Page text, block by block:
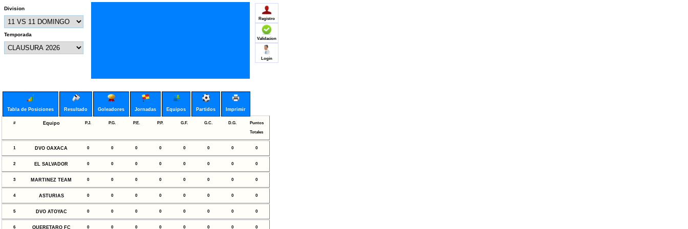
Division
Temporada
Registro
Validacion
Login
Tabla de Posiciones Resultado Goleadores Jornadas Equipos Partidos Imprimir
# Equipo P.J. P.G. P.E. P.P. G.F. G.C. D.G.
Puntos
Totales
1 DVO OAXACA 0 0 0 0 0 0 0 0
2 EL SALVADOR 0 0 0 0 0 0 0 0
3 MARTINEZ TEAM 0 0 0 0 0 0 0 0
4 ASTURIAS 0 0 0 0 0 0 0 0
5 DVO ATOYAC 0 0 0 0 0 0 0 0
6 QUERETARO FC 0 0 0 0 0 0 0 0